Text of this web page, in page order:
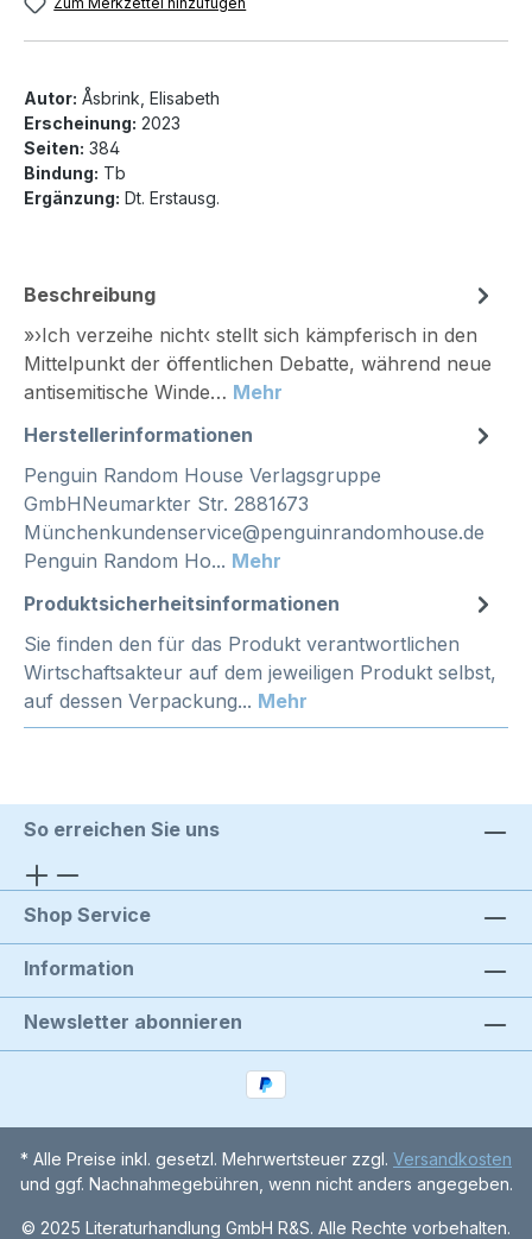
Autor: Åsbrink, Elisabeth
Erscheinung: 2023
Seiten: 384
Bindung: Tb
Ergänzung: Dt. Erstausg.
Beschreibung
»›Ich verzeihe nicht‹ stellt sich kämpferisch in den
Mittelpunkt der öffentlichen Debatte, während neue
antisemitische Winde… Mehr
Herstellerinformationen
Penguin Random House Verlagsgruppe
GmbHNeumarkter Str. 2881673
Münchenkundenservice@penguinrandomhouse.de
Penguin Random Ho... Mehr
Produktsicherheitsinformationen
Sie finden den für das Produkt verantwortlichen
Wirtschaftsakteur auf dem jeweiligen Produkt selbst,
auf dessen Verpackung... Mehr
So erreichen Sie uns
Shop Service
Information
Newsletter abonnieren
* Alle Preise inkl. gesetzl. Mehrwertsteuer zzgl. Versandkosten
und ggf. Nachnahmegebühren, wenn nicht anders angegeben.
© 2025 Literaturhandlung GmbH R&S. Alle Rechte vorbehalten.